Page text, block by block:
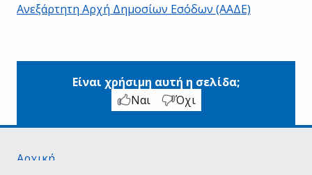
Ανεξάρτητη Αρχή Δημοσίων Εσόδων (ΑΑΔΕ)
Είναι χρήσιμη αυτή η σελίδα;
Ναι
Όχι
Αρχική